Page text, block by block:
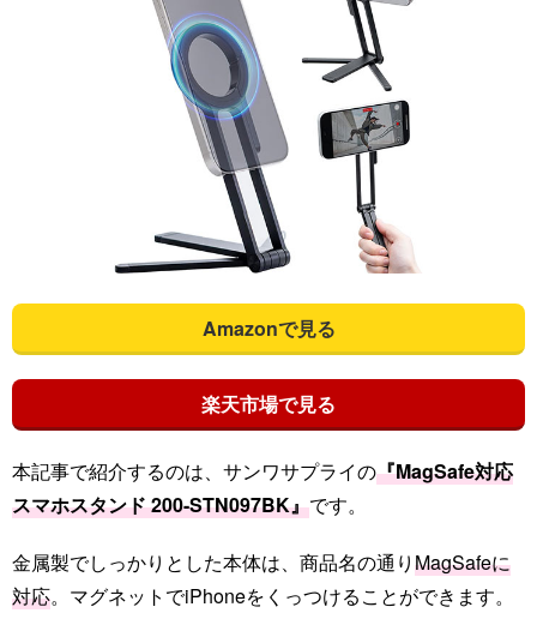
Amazonで見る
楽天市場で見る
本記事で紹介するのは、サンワサプライの『MagSafe対応
スマホスタンド 200-STN097BK』です。
金属製でしっかりとした本体は、商品名の通りMagSafeに
対応。マグネットでiPhoneをくっつけることができます。